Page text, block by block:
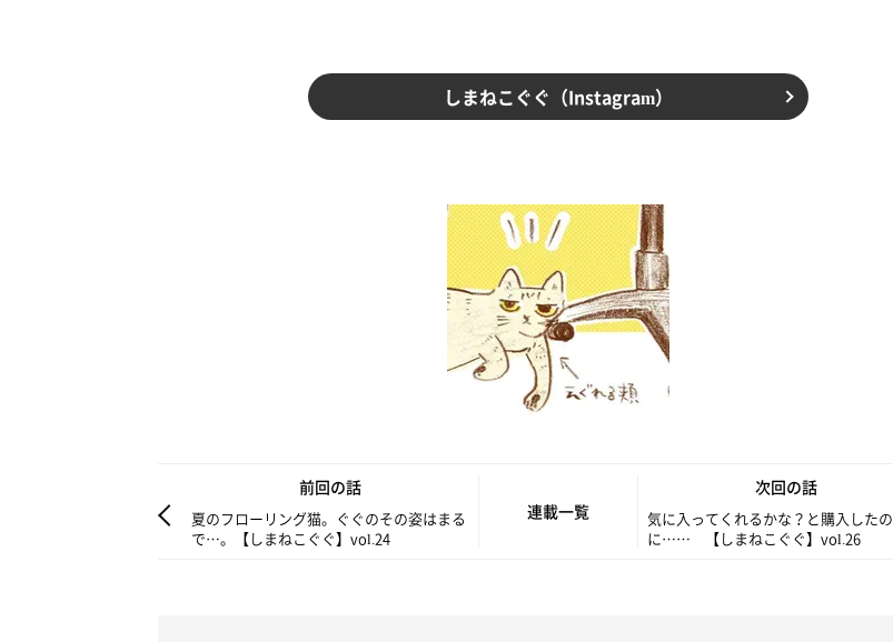
しまねこぐぐ（Instagram）
前回の話
夏のフローリング猫。ぐぐのその姿はまる
で…。【しまねこぐぐ】vol.24
連載一覧
次回の話
気に入ってくれるかな？と購入したの
に…… 【しまねこぐぐ】vol.26